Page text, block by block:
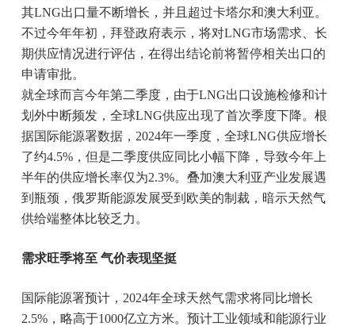
其LNG出口量不断增长，并且超过卡塔尔和澳大利亚。
不过今年年初，拜登政府表示，将对LNG市场需求、长
期供应情况进行评估，在得出结论前将暂停相关出口的
申请审批。
就全球而言今年第二季度，由于LNG出口设施检修和计
划外中断频发，全球LNG供应出现了首次季度下降。根
据国际能源署数据，2024年一季度，全球LNG供应增长
了约4.5%，但是二季度供应同比小幅下降，导致今年上
半年的供应增长率仅为2.3%。叠加澳大利亚产业发展遇
到瓶颈，俄罗斯能源发展受到欧美的制裁，暗示天然气
供给端整体比较乏力。
需求旺季将至 气价表现坚挺
国际能源署预计，2024年全球天然气需求将同比增长
2.5%，略高于1000亿立方米。预计工业领域和能源行业